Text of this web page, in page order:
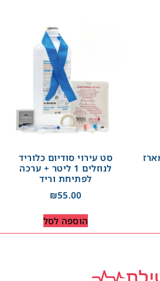
סט עירוי סודיום כלוריד
לנוזלים 1 ליטר + ערכה
לפתיחת וריד
₪55.00
הוספה לסל